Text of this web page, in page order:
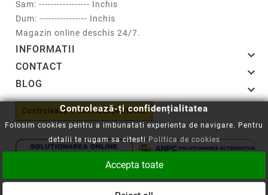
Sam: ----------------- Inchis
Dum: ---------------- Inchis
Magazin online deschis 24/7.
INFORMATII 
CONTACT 
BLOG 
Controlează-ți confidențialitatea
Copyright © 2008-2026 - Cartuseria.ro
Controlează-ți confidențialitatea
Folosim cookies pentru a imbunatati experienta de navigare. Pentru
detalii te rugam sa citestiPolitica de cookies
Accepta toate